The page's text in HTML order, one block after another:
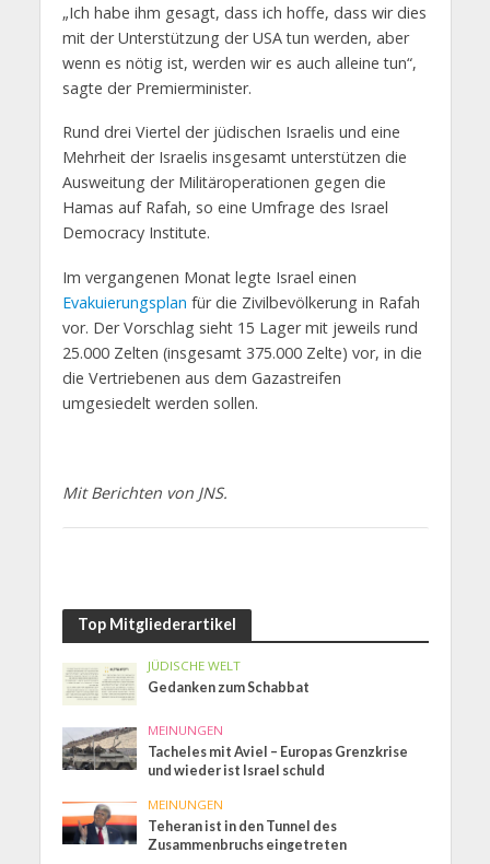
„Ich habe ihm gesagt, dass ich hoffe, dass wir dies
mit der Unterstützung der USA tun werden, aber
wenn es nötig ist, werden wir es auch alleine tun“,
sagte der Premierminister.
Rund drei Viertel der jüdischen Israelis und eine
Mehrheit der Israelis insgesamt unterstützen die
Ausweitung der Militäroperationen gegen die
Hamas auf Rafah, so eine Umfrage des Israel
Democracy Institute.
Im vergangenen Monat legte Israel einen
Evakuierungsplan für die Zivilbevölkerung in Rafah
vor. Der Vorschlag sieht 15 Lager mit jeweils rund
25.000 Zelten (insgesamt 375.000 Zelte) vor, in die
die Vertriebenen aus dem Gazastreifen
umgesiedelt werden sollen.
Mit Berichten von JNS.
Top Mitgliederartikel
JÜDISCHE WELT
Gedanken zum Schabbat
MEINUNGEN
Tacheles mit Aviel – Europas Grenzkrise
und wieder ist Israel schuld
MEINUNGEN
Teheran ist in den Tunnel des
Zusammenbruchs eingetreten